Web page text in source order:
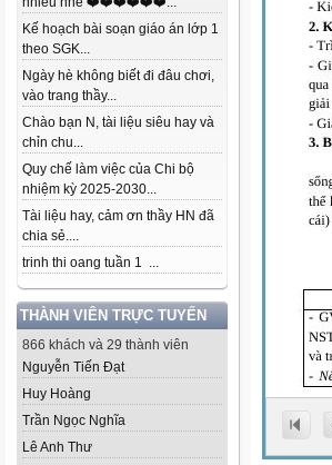
Kế hoạch bài soạn giáo án lớp 1
theo SGK...
Ngày hè không biết đi đâu chơi,
vào trang thầy...
Chào bạn N, tài liệu siêu hay và
chỉn chu...
Quy chế làm việc của Chi bộ
nhiệm kỳ 2025-2030...
Tài liệu hay, cảm ơn thầy HN đã
chia sẻ....
trinh thi oang tuần 1 ...
THÀNH VIÊN TRỰC TUYẾN
866 khách và 29 thành viên
Nguyễn Tiến Đạt
Huy Hoàng
Trần Ngọc Nghĩa
Lê Anh Thư